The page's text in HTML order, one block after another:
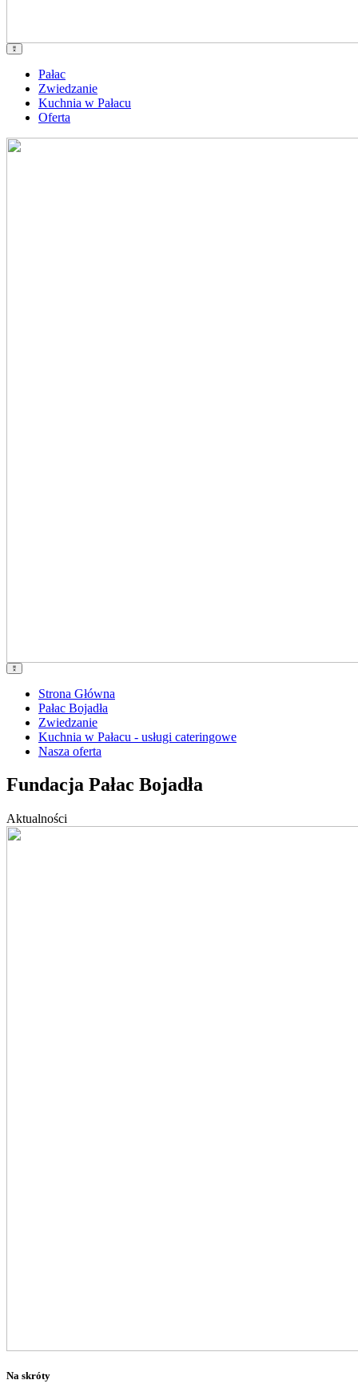
Pałac
Zwiedzanie
Kuchnia w Pałacu
Oferta
Strona Główna
Pałac Bojadła
Zwiedzanie
Kuchnia w Pałacu - usługi cateringowe
Nasza oferta
Fundacja Pałac Bojadła
Aktualności
Na skróty